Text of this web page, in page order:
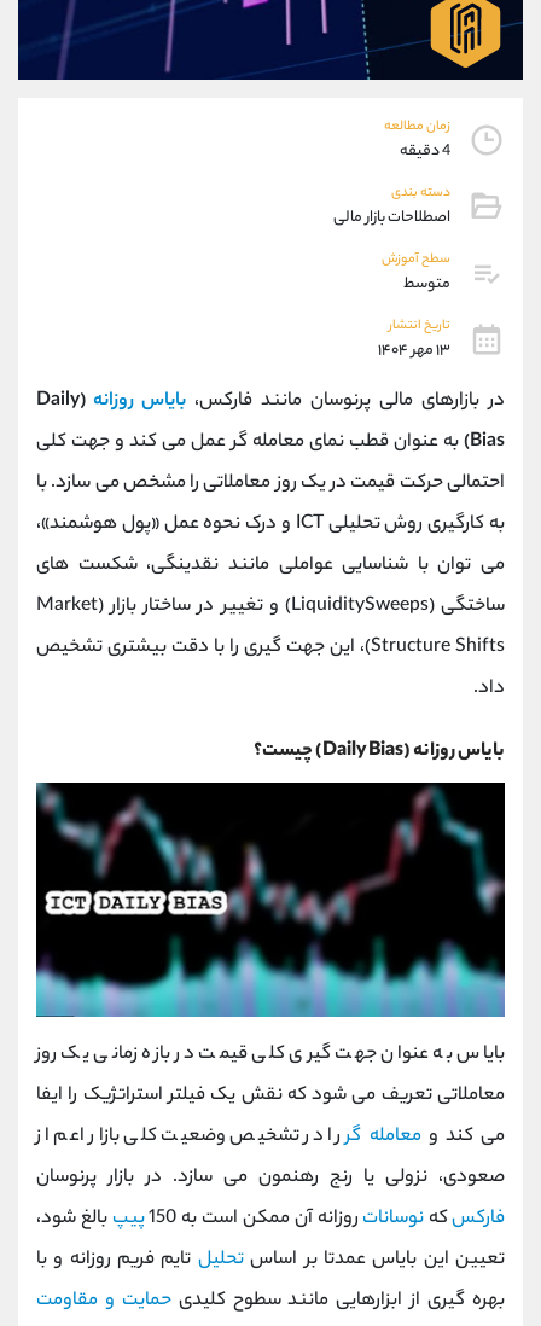
زمان مطالعه
4 دقیقه
دسته بندی
اصطلاحات بازار مالی
سطح آموزش
متوسط
تاریخ انتشار
۱۳ مهر ۱۴۰۴
در بازارهای مالی پرنوسان مانند فارکس، بایاس روزانه (Daily
Bias) به عنوان قطب نمای معامله گر عمل می‌ کند و جهت کلی
احتمالی حرکت قیمت در یک روز معاملاتی را مشخص می‌ سازد. با
به کارگیری روش تحلیلی ICT و درک نحوه عمل «پول هوشمند»،
می‌ توان با شناسایی عواملی مانند نقدینگی، شکست ‌های
ساختگی (LiquiditySweeps) و تغییر در ساختار بازار (Market
Structure Shifts)، این جهت ‌گیری را با دقت بیشتری تشخیص
داد.
بایاس روزانه (Daily Bias) چیست؟
بایاس به عنوان جهت ‌گیری کلی قیمت در بازه زمانی یک روز
معاملاتی تعریف می ‌شود که نقش یک فیلتر استراتژیک را ایفا
می‌ کند ومعامله‌ گررا در تشخیص وضعیت کلی بازار اعم از
صعودی، نزولی یا رنج رهنمون می ‌سازد. در بازار پرنوسان
فارکسکه نوسانات روزانه آن ممکن است به 150 پیپ بالغ شود،
تعیین این بایاس عمدتا بر اساستحلیل تایم ‌فریم روزانه و با
بهره‌ گیری از ابزارهایی مانند سطوح کلیدیحمایت و مقاومت
09194198792
واتساپ شروع گفتگو
تلگرام @Armteam_admin_33
پشتیبان فروش
موبایل
اطلاعات تماس
تلفن 021-22021030
تلفن 021-22021040
اینستاگرام @alireza.mehrabii
کانال تلگرام @alirezamehrabi_com
@alirezamehrabi_official